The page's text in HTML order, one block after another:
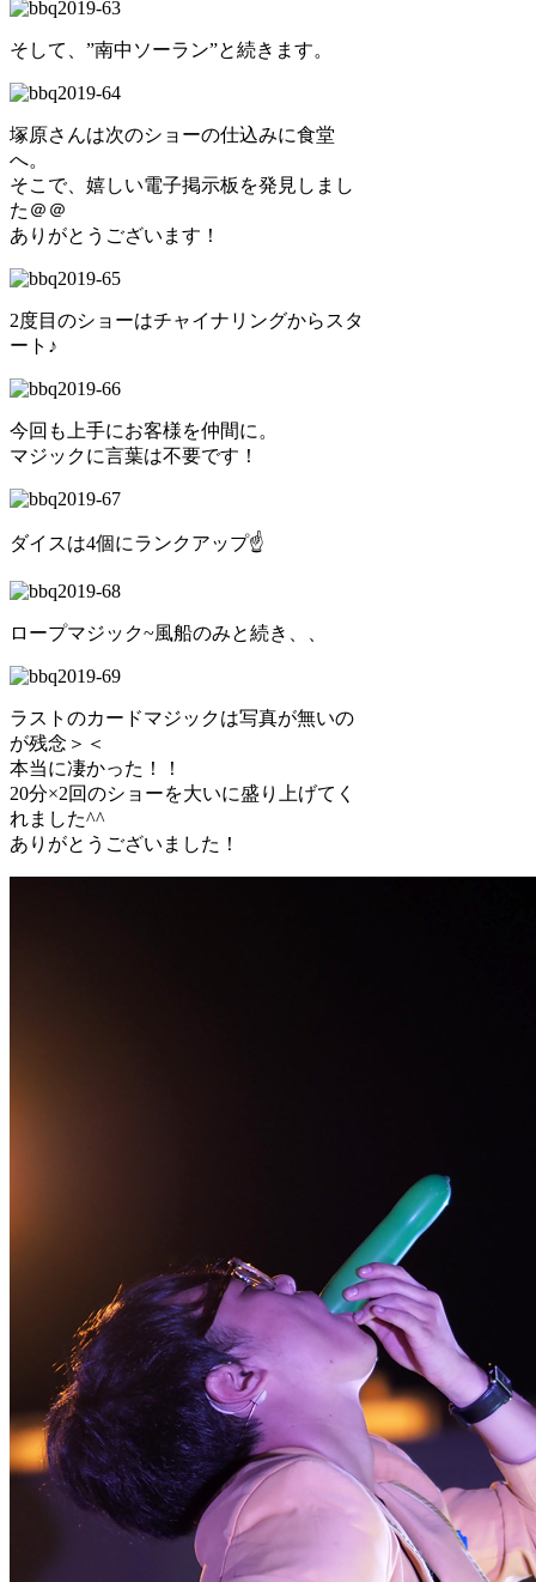
そして、”南中ソーラン”と続きます。
塚原さんは次のショーの仕込みに食堂
へ。
そこで、嬉しい電子掲示板を発見しまし
た＠＠
ありがとうございます！
2度目のショーはチャイナリングからスタ
ート♪
今回も上手にお客様を仲間に。
マジックに言葉は不要です！
ダイスは4個にランクアップ☝
ロープマジック~風船のみと続き、、
ラストのカードマジックは写真が無いの
が残念＞＜
本当に凄かった！！
20分×2回のショーを大いに盛り上げてく
れました^^
ありがとうございました！